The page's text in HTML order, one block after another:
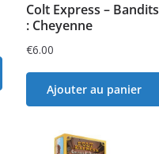
Colt Express – Bandits
: Cheyenne
€6.00
Ajouter au panier